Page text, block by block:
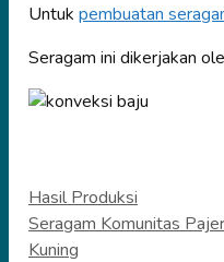
Untuk pembuatan
Seragam ini dikerjakan
Categories
Hasil Produksi
Seragam Komunitas
Kuning